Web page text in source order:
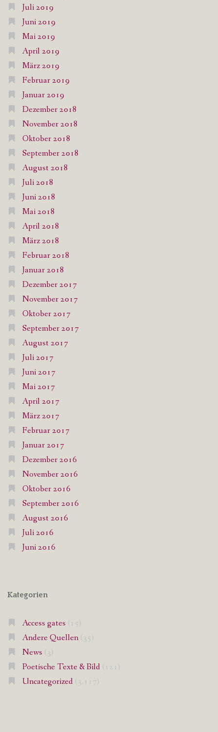
Juli 2019
Juni 2019
Mai 2019
April 2019
März 2019
Februar 2019
Januar 2019
Dezember 2018
November 2018
Oktober 2018
September 2018
August 2018
Juli 2018
Juni 2018
Mai 2018
April 2018
März 2018
Februar 2018
Januar 2018
Dezember 2017
November 2017
Oktober 2017
September 2017
August 2017
Juli 2017
Juni 2017
Mai 2017
April 2017
März 2017
Februar 2017
Januar 2017
Dezember 2016
November 2016
Oktober 2016
September 2016
August 2016
Juli 2016
Juni 2016
Kategorien
Access gates (15)
Andere Quellen(35)
News (3)
Poetische Texte & Bild (121)
Uncategorized (3.117)